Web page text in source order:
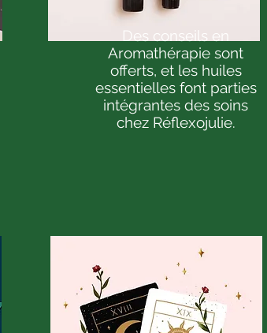
Des conseils en
Aromathérapie sont
offerts, et les huiles
essentielles font parties
intégrantes des soins
chez Réflexojulie.